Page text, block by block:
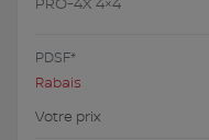
PRO-4X 4×4
PDSF*
Rabais
Votre prix